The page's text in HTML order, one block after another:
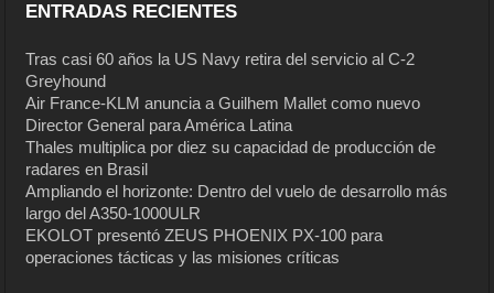
ENTRADAS RECIENTES
Tras casi 60 años la US Navy retira del servicio al C-2
Greyhound
Air France-KLM anuncia a Guilhem Mallet como nuevo
Director General para América Latina
Thales multiplica por diez su capacidad de producción de
radares en Brasil
Ampliando el horizonte: Dentro del vuelo de desarrollo más
largo del A350-1000ULR
EKOLOT presentó ZEUS PHOENIX PX-100 para
operaciones tácticas y las misiones críticas